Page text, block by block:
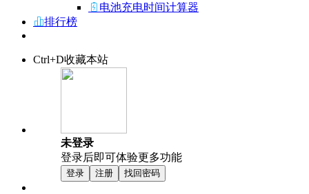
电池充电时间计算器
排行榜
Ctrl+D收藏本站
未登录
登录后即可体验更多功能
登录 注册 找回密码